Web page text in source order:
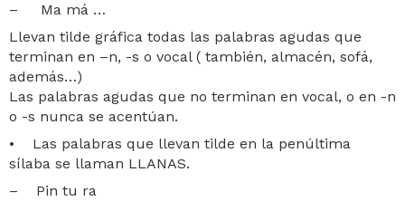
– Ma má …
Llevan tilde gráfica todas las palabras agudas que
terminan en –n, -s o vocal ( también, almacén, sofá,
además…)
Las palabras agudas que no terminan en vocal, o en -n
o -s nunca se acentúan.
• Las palabras que llevan tilde en la penúltima
sílaba se llaman LLANAS.
– Pin tu ra